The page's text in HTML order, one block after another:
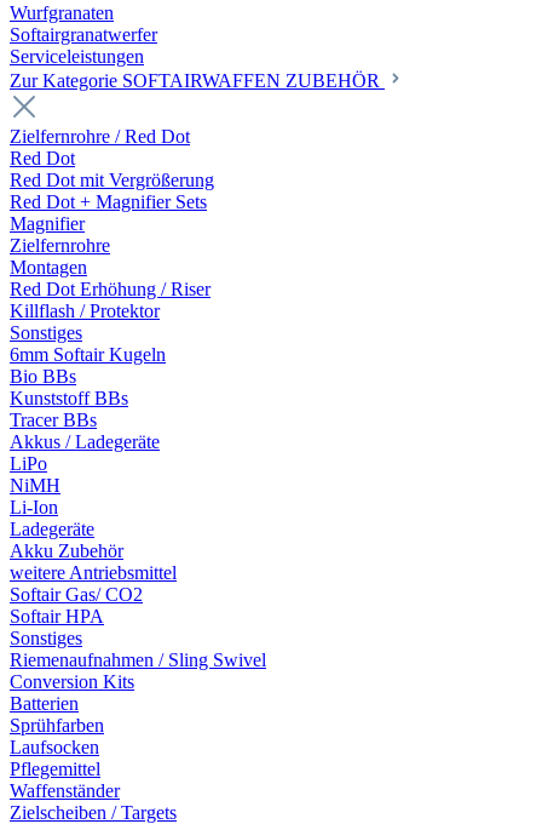
Wurfgranaten
Softairgranatwerfer
Serviceleistungen
Zur Kategorie SOFTAIRWAFFEN ZUBEHÖR
Zielfernrohre / Red Dot
Red Dot
Red Dot mit Vergrößerung
Red Dot + Magnifier Sets
Magnifier
Zielfernrohre
Montagen
Red Dot Erhöhung / Riser
Killflash / Protektor
Sonstiges
6mm Softair Kugeln
Bio BBs
Kunststoff BBs
Tracer BBs
Akkus / Ladegeräte
LiPo
NiMH
Li-Ion
Ladegeräte
Akku Zubehör
weitere Antriebsmittel
Softair Gas/ CO2
Softair HPA
Sonstiges
Riemenaufnahmen / Sling Swivel
Conversion Kits
Batterien
Sprühfarben
Laufsocken
Pflegemittel
Waffenständer
Zielscheiben / Targets